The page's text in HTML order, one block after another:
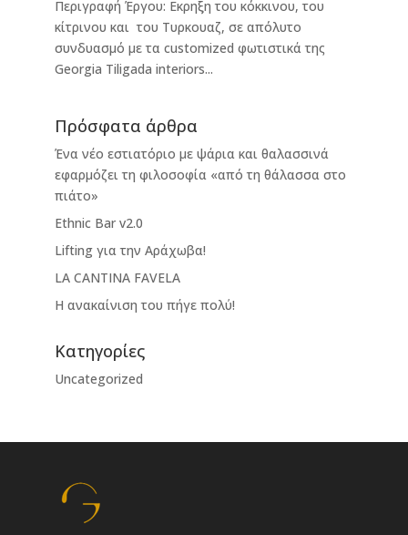
Περιγραφή Έργου: Εκρηξη του κόκκινου, του
κίτρινου και του Τυρκουαζ, σε απόλυτο
συνδυασμό με τα customized φωτιστικά της
Georgia Tiligada interiors...
Πρόσφατα άρθρα
Ένα νέο εστιατόριο με ψάρια και θαλασσινά
εφαρμόζει τη φιλοσοφία «από τη θάλασσα στο
πιάτο»
Ethnic Bar v2.0
Lifting για την Αράχωβα!
LA CANTINA FAVELA
Η ανακαίνιση του πήγε πολύ!
Kατηγορίες
Uncategorized